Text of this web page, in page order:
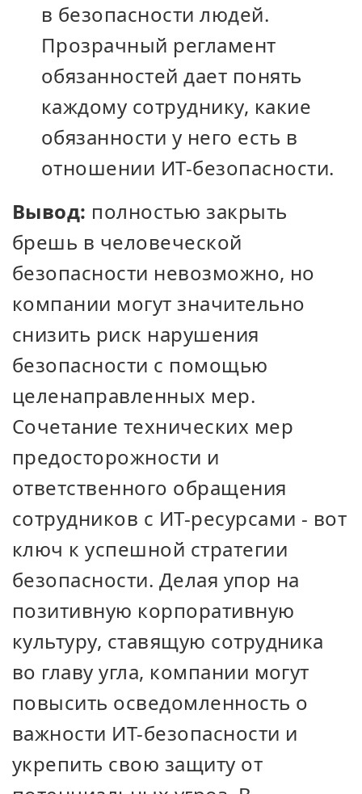
в безопасности людей.
Прозрачный регламент
обязанностей дает понять
каждому сотруднику, какие
обязанности у него есть в
отношении ИТ-безопасности.
Вывод: полностью закрыть
брешь в человеческой
безопасности невозможно, но
компании могут значительно
снизить риск нарушения
безопасности с помощью
целенаправленных мер.
Сочетание технических мер
предосторожности и
ответственного обращения
сотрудников с ИТ-ресурсами - вот
ключ к успешной стратегии
безопасности. Делая упор на
позитивную корпоративную
культуру, ставящую сотрудника
во главу угла, компании могут
повысить осведомленность о
важности ИТ-безопасности и
укрепить свою защиту от